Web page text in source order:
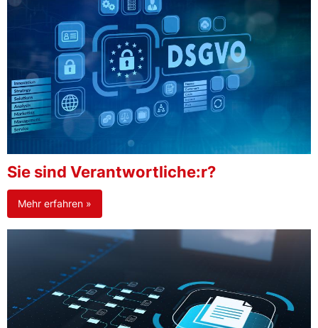
Sie sind Verantwortliche:r?
Mehr erfahren »